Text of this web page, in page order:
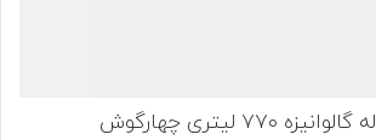
۷۷۰ لیتری چهارگوش